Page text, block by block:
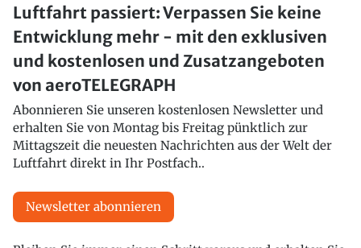
Luftfahrt passiert: Verpassen Sie keine
Entwicklung mehr - mit den exklusiven
und kostenlosen und Zusatzangeboten
von aeroTELEGRAPH
Abonnieren Sie unseren kostenlosen Newsletter und
erhalten Sie von Montag bis Freitag pünktlich zur
Mittagszeit die neuesten Nachrichten aus der Welt der
Luftfahrt direkt in Ihr Postfach..
Newsletter abonnieren